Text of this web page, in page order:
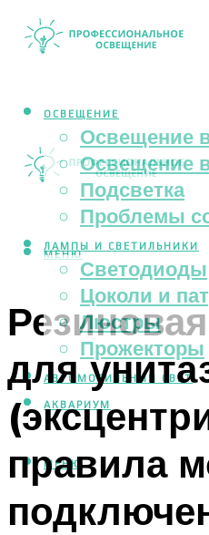
ОСВЕЩЕНИЕ
Освещение
Освещение
Подсветка
Проблемы
ЛАМПЫ И СВЕТИЛЬНИКИ
Светодиоды
Цоколи и
Люстры
Прожекторы
АВТОМОБИЛЬНЫЙ СВЕТ
АКВАРИУМ
МЕНЮ
МЕНЮ
для
правила